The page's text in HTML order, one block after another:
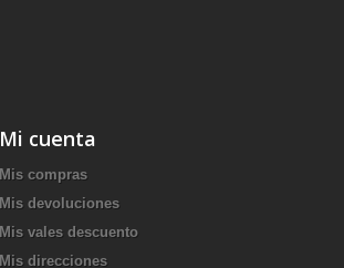
Mi cuenta
Mis compras
Mis devoluciones
Mis vales descuento
Mis direcciones